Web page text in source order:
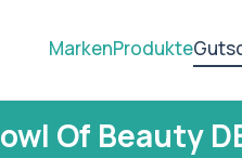
MarkenProdukte
Of Beauty